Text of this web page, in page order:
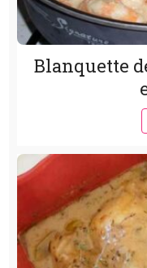
Blanquette